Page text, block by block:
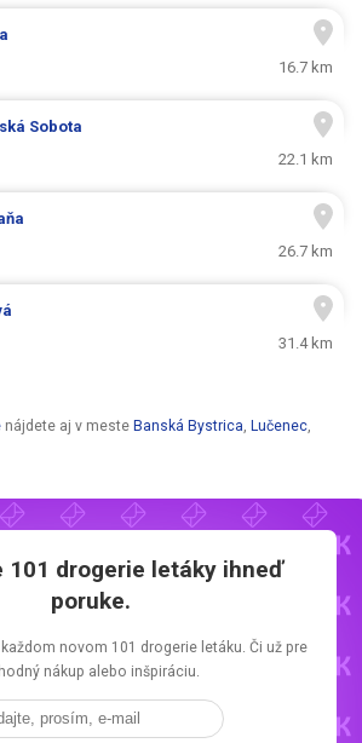
16.7 km
Sobota
22.1 km
26.7 km
31.4 km
nájdete aj v meste Banská Bystrica Lučenec
101 drogerie letákyihneď
poruke.
novom 101 drogerie letáku. Či už pre
nákup alebo inšpiráciu.